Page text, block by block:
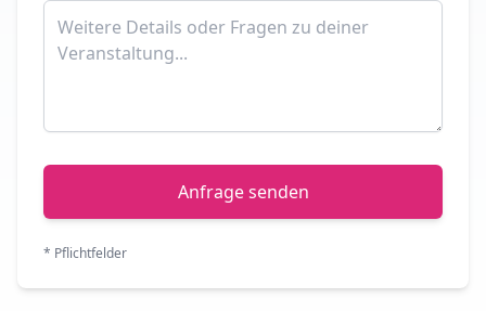
Anfrage senden
* Pflichtfelder